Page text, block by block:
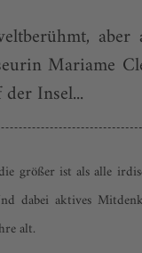
aber
Mariame
Insel...
größer ist als alle
dabei aktives
alt.